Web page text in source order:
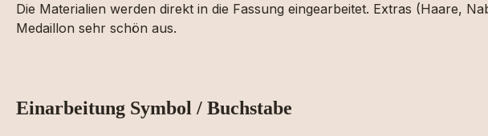
Die Materialien werden direkt in die Fassung eingearbeitet. Extras (Haare,
Medaillon sehr schön aus.
Einarbeitung Symbol / Buchstabe